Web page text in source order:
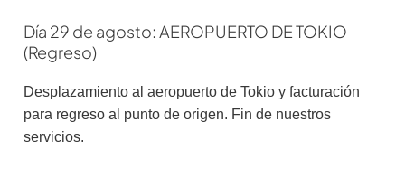
Día 29 de agosto: AEROPUERTO DE TOKIO
(Regreso)
Desplazamiento al aeropuerto de Tokio y facturación
para regreso al punto de origen. Fin de nuestros
servicios.